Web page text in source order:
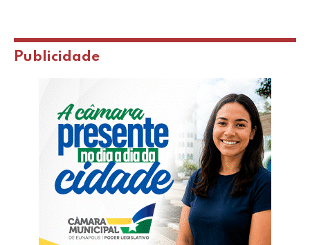
Publicidade